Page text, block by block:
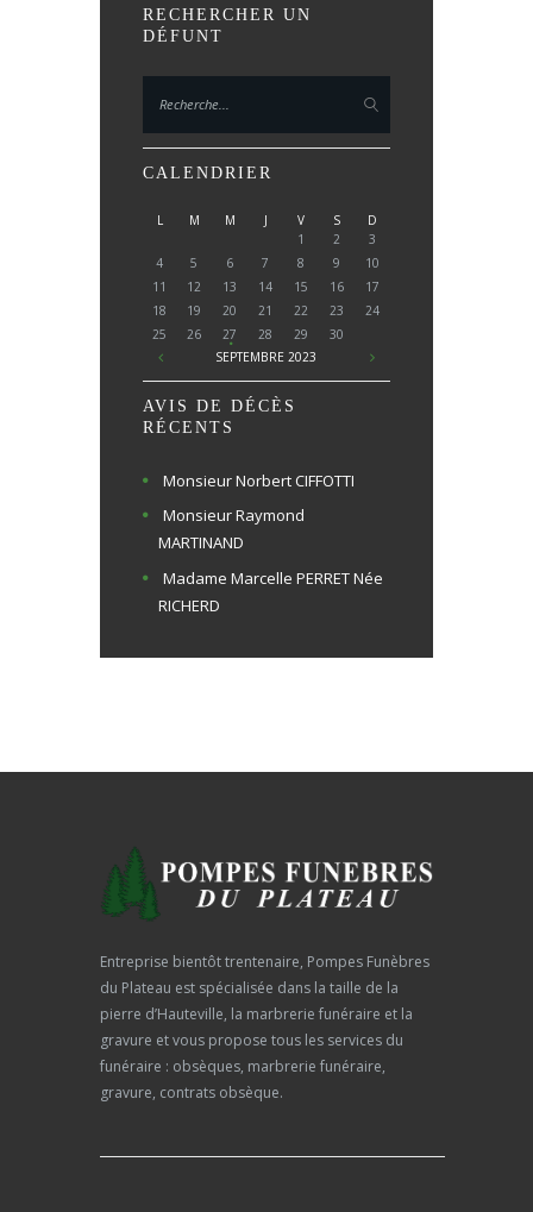
RECHERCHER UN
DÉFUNT
CALENDRIER
SEPTEMBRE 2023
L M M J V S
D
1
2
3
4
5 6 7 8 9
10
11
12 13 14 15 16
17
18
19 20 21 22 23
24
25
26 27 28 29 30
AVIS DE DÉCÈS
RÉCENTS
Monsieur Norbert CIFFOTTI
Monsieur Raymond
MARTINAND
Madame Marcelle PERRET Née
RICHERD
Entreprise bientôt trentenaire, Pompes Funèbres
du Plateau est spécialisée dans la taille de la
pierre d’Hauteville, la marbrerie funéraire et la
gravure et vous propose tous les services du
funéraire : obsèques, marbrerie funéraire,
gravure, contrats obsèque.